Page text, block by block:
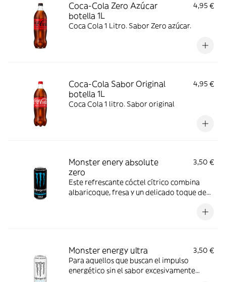
Coca-Cola Zero Azúcar
botella 1L
4,95 €
Coca Cola 1 Litro. Sabor Zero azúcar.
Coca-Cola Sabor Original
botella 1L
4,95 €
Coca Cola 1 litro. Sabor original
Monster enery absolute
zero
3,50 €
Este refrescante cóctel cítrico combina
albaricoque, fresa y un delicado toque de
comprometer tu dieta: cero azúcar. Ideal
Monster energy ultra
3,50 €
Para aquellos que buscan el impulso
energético sin el sabor excesivamente